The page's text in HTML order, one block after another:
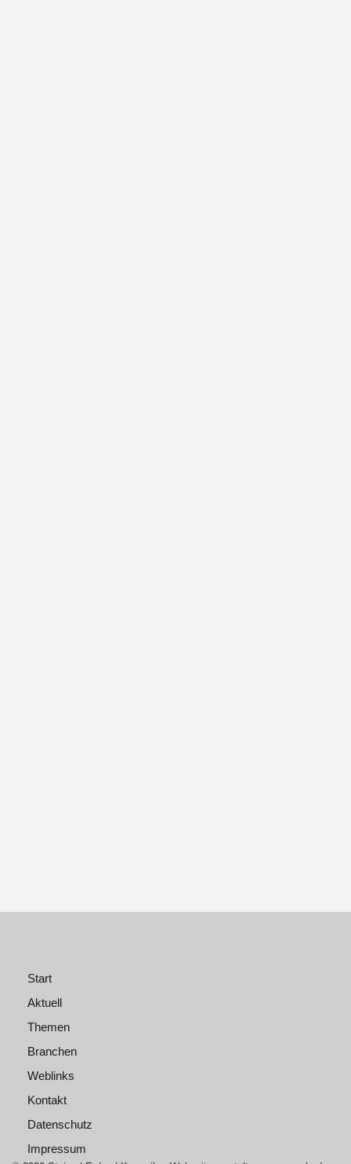
Start
Aktuell
Themen
Branchen
Weblinks
Kontakt
Datenschutz
Impressum